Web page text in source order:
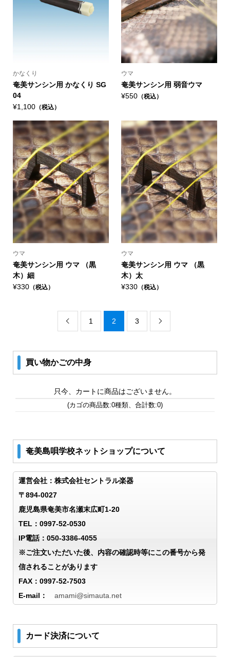
かなくり
奄美サンシン用 かなくり SG
04
¥1,100（税込）
ウマ
奄美サンシン用 弱音ウマ
¥550 （税込）
ウマ
奄美サンシン用 ウマ （黒
木）細
¥330（税込）
ウマ
奄美サンシン用 ウマ （黒
木）太
¥330 （税込）
 1 2 3 
買い物かごの中身
只今、カートに商品はございません。
(カゴの商品数:0種類、合計数:0)
奄美島唄学校ネットショップについて
運営会社：株式会社セントラル楽器
〒894-0027
鹿児島県奄美市名瀬末広町1-20
TEL：0997-52-0530
IP電話：050-3386-4055
※ご注文いただいた後、内容の確認時等にこの番号から発
信されることがあります
FAX：0997-52-7503
E-mail： amami@simauta.net
カード決済について